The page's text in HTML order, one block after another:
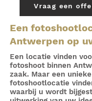
Vraag een
Een
Antwerpen op
Een locatie vinden
fotoshoot binnen
zaak. Maar een unieke
fotoshootlocatie
waarbij u wordt